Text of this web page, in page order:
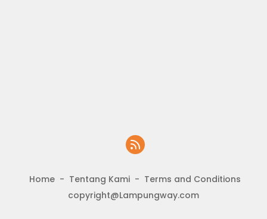
Home Tentang Kami
Terms and Conditions
copyright@Lampungway.com